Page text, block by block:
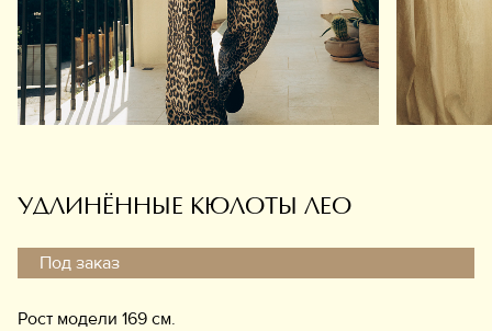
Украшения
Информация
УДЛИНЁННЫЕ КЮЛОТЫ ЛЕО
Под заказ
Рост модели 169 см.